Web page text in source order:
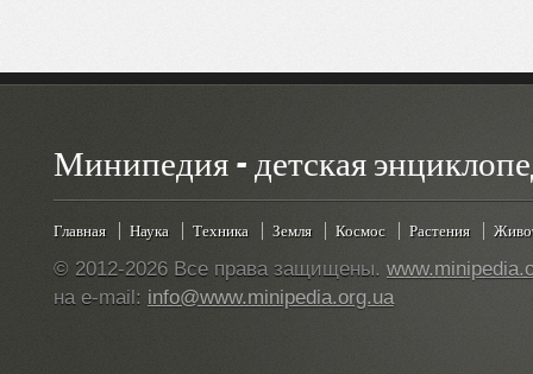
Минипедия - детская
Главная Наука Техника Земля Космос Растения
© 2012-2026 Все права защищены.
на e-mail: info@www.minipedia.org.ua